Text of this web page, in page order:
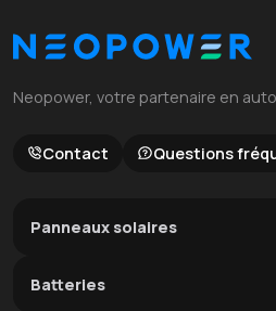
Neopower, votre partenaire en
Contact Questions
Panneaux solaires
Batteries